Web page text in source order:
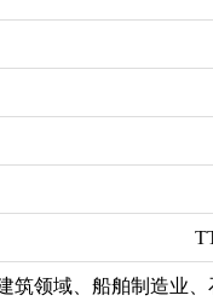
筑领域、船舶制造业